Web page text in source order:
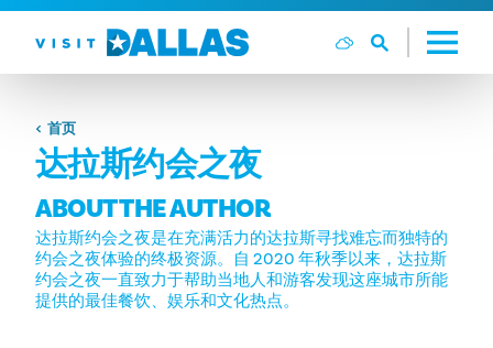
跳转到内容
首页
达拉斯约会之夜
ABOUT THE AUTHOR
达拉斯约会之夜是在充满活力的达拉斯寻找难忘而独特的
约会之夜体验的终极资源。自 2020 年秋季以来，达拉斯
约会之夜一直致力于帮助当地人和游客发现这座城市所能
提供的最佳餐饮、娱乐和文化热点。